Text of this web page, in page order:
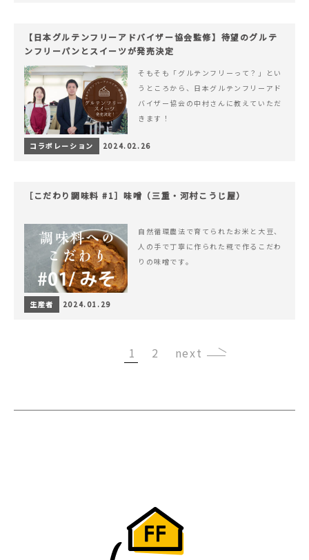
【日本グルテンフリーアドバイザー協会監修】待望のグルテ
ンフリーパンとスイーツが発売決定
そもそも「グルテンフリーって？」とい
うところから、日本グルテンフリーアド
バイザー協会の中村さんに教えていただ
きます！
コラボレーション 2024.02.26
［こだわり調味料 #1］味噌（三重・河村こうじ屋）
自然循環農法で育てられたお米と大豆、
人の手で丁寧に作られた糀で作るこだわ
りの味噌です。
生産者 2024.01.29
1 2 ›